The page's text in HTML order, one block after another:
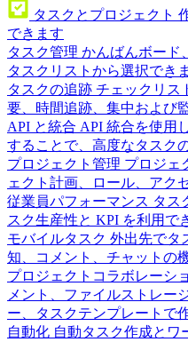
タスクとプロジェクト
できます
タスク管理 かんばんボード
タスクリストから選択でき
タスクの追跡 チェックリス
要、時間追跡、集中および
API と統合 API 統合を使用
することで、高度なタスク
プロジェクト管理 プロジェ
ェクト計画、ロール、アク
従業員パフォーマンス タス
スク生産性と KPI を利用で
モバイルタスク 外出先でタ
知、コメント、チャットの
プロジェクトコラボレーシ
メント、ファイルストレー
ー、タスクテンプレートで
自動化 自動タスク作成とワ